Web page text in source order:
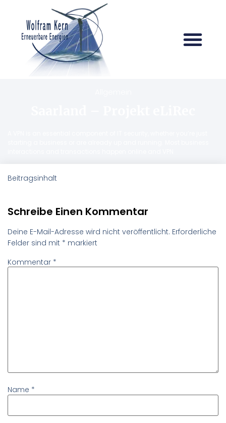
Beitragsinhalt
Schreibe Einen Kommentar
Deine E-Mail-Adresse wird nicht veröffentlicht. Erforderliche
Felder sind mit * markiert
Kommentar *
Name *